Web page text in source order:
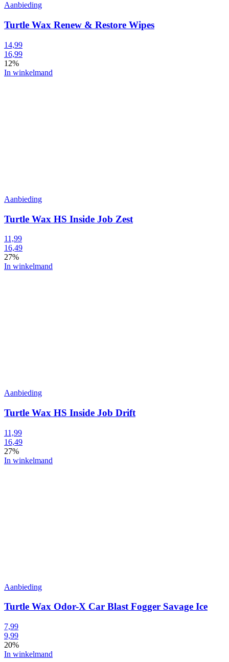
Aanbieding
Turtle Wax Renew & Restore Wipes
14,99
16,99
12%
In winkelmand
Aanbieding
Turtle Wax HS Inside Job Zest
11,99
16,49
27%
In winkelmand
Aanbieding
Turtle Wax HS Inside Job Drift
11,99
16,49
27%
In winkelmand
Aanbieding
Turtle Wax Odor-X Car Blast Fogger Savage Ice
7,99
9,99
20%
In winkelmand